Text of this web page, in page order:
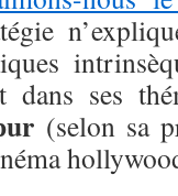
dans ses
(selon sa